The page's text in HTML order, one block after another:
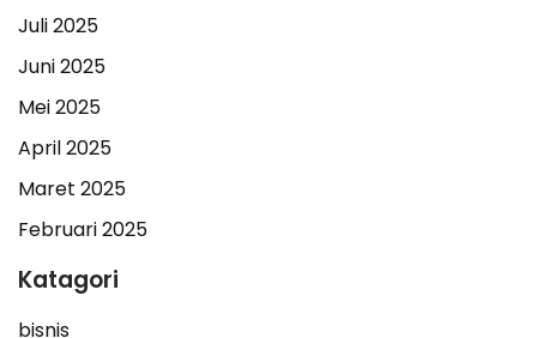
Juli 2025
Juni 2025
Mei 2025
April 2025
Maret 2025
Februari 2025
Katagori
bisnis